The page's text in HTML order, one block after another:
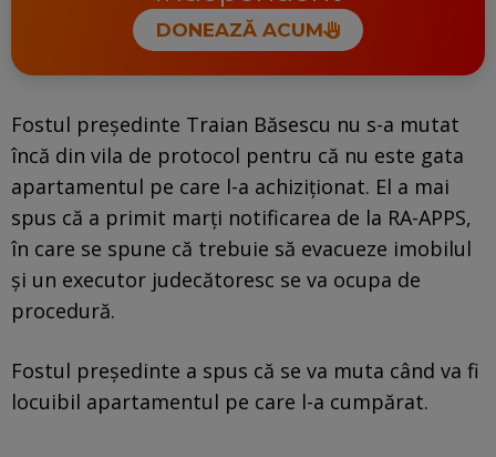
DONEAZĂ ACUM
Fostul preşedinte Traian Băsescu nu s-a mutat
încă din vila de protocol pentru că nu este gata
apartamentul pe care l-a achiziţionat. El a mai
spus că a primit marţi notificarea de la RA-APPS,
în care se spune că trebuie să evacueze imobilul
şi un executor judecătoresc se va ocupa de
procedură.
Fostul preşedinte a spus că se va muta când va fi
locuibil apartamentul pe care l-a cumpărat.